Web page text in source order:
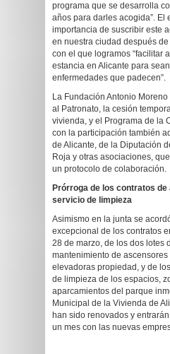
programa que se desarrolla
años para darles acogida”. El
importancia de suscribir este
en nuestra ciudad después
con el que logramos “facilitar
estancia en Alicante para
enfermedades que padecen”.
La Fundación Antonio
al Patronato, la cesión
vivienda, y el Programa de la
con la participación también
de Alicante, de la Diputación
Roja y otras asociaciones,
un protocolo de colaboración.
Prórroga de los contratos de
servicio de limpieza
Asimismo en la junta se
excepcional de los contratos
28 de marzo, de los dos lotes
mantenimiento de ascensores
elevadoras propiedad, y de
de limpieza de los espacios,
aparcamientos del parque
Municipal de la Vivienda de
han sido renovados y
un mes con las nuevas